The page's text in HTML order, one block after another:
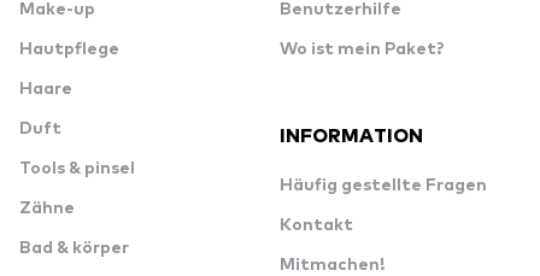
Make-up
Hautpflege
Haare
Duft
Tools & pinsel
Zähne
Bad & körper
Benutzerhilfe
Wo ist mein Paket?
INFORMATION
Häufig gestellte Fragen
Kontakt
Mitmachen!